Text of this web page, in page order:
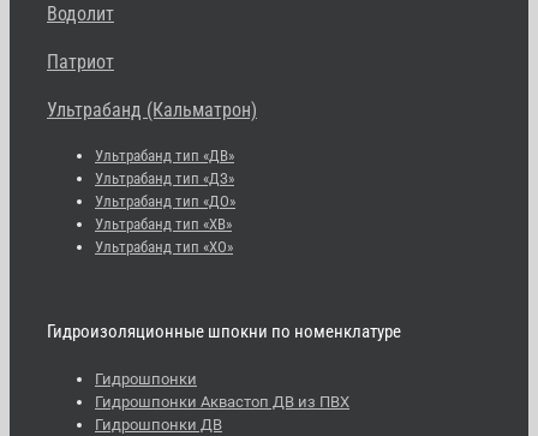
Водолит
Патриот
Ультрабанд (Кальматрон)
Ультрабанд тип «ДВ»
Ультрабанд тип «ДЗ»
Ультрабанд тип «ДО»
Ультрабанд тип «ХВ»
Ультрабанд тип «ХО»
Гидроизоляционные шпокни по номенклатуре
Гидрошпонки
Гидрошпонки Аквастоп ДВ из ПВХ
Гидрошпонки ДВ